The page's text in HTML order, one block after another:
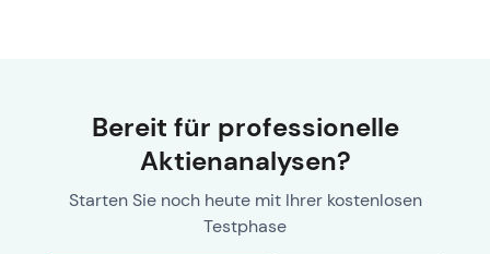
Bereit für professionelle
Aktienanalysen?
Starten Sie noch heute mit Ihrer kostenlosen
Testphase